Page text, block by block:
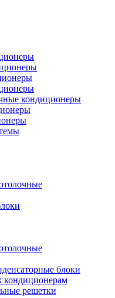
кондиционеры
блоки
решетки